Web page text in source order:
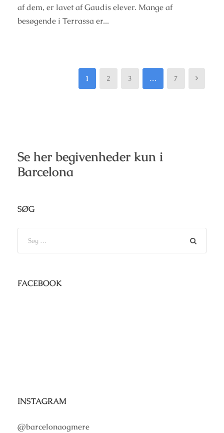
af dem, er lavet af Gaudis elever. Mange af
besøgende i Terrassa er...
1 2 3 … 7
Se her begivenheder kun i
Barcelona
SØG
FACEBOOK
INSTAGRAM
@barcelonaogmere